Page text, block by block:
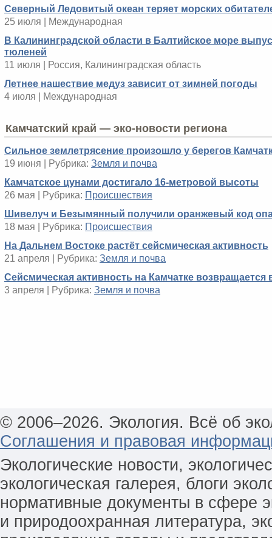
Северный Ледовитый океан теряет морских
25 июля | Международная
В Калининградской области в Балтийское море
тюленей
11 июля | Россия, Калининградская область
Летнее нашествие медуз зависит от зимней погоды
4 июля | Международная
Камчатский край — эко-новости региона
Сильное землетрясение произошло у берегов
19 июня | Рубрика: Земля и почва
Камчатское цунами достигало 16-метровой высоты
26 мая | Рубрика: Происшествия
Шивелуч и Безымянный получили оранжевый код
18 мая | Рубрика: Происшествия
На Дальнем Востоке растёт сейсмическая активность
21 апреля | Рубрика: Земля и почва
Сейсмическая активность на Камчатке возвращается
3 апреля | Рубрика: Земля и почва
© 2006–2026. Экология. Всё об
Соглашения и правовая
Экологические новости,
экологическая галерея, блоги
нормативные документы в сфере
и природоохранная литература,